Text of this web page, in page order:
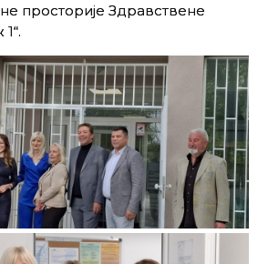
просторије Здравствене